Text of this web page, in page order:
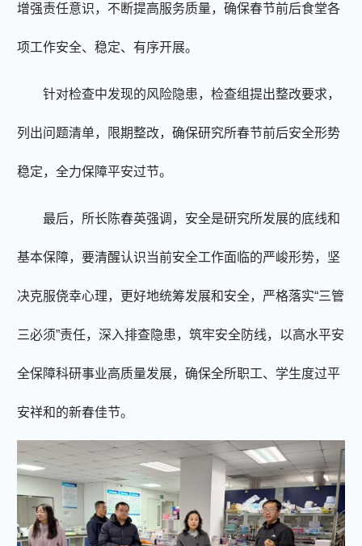
增强责任意识，不断提高服务质量，确保春节前后食堂各
项工作安全、稳定、有序开展。
针对检查中发现的风险隐患，检查组提出整改要求，
列出问题清单，限期整改，确保研究所春节前后安全形势
稳定，全力保障平安过节。
最后，所长陈春英强调，安全是研究所发展的底线和
基本保障，要清醒认识当前安全工作面临的严峻形势，坚
决克服侥幸心理，更好地统筹发展和安全，严格落实“三管
三必须”责任，深入排查隐患，筑牢安全防线，以高水平安
全保障科研事业高质量发展，确保全所职工、学生度过平
安祥和的新春佳节。